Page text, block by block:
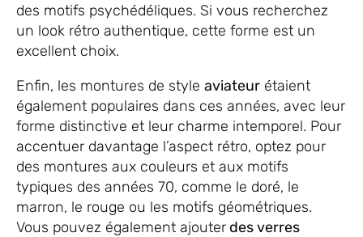
des motifs psychédéliques. Si vous recherchez
un look rétro authentique, cette forme est un
excellent choix.
Enfin, les montures de style aviateur étaient
également populaires dans ces années, avec leur
forme distinctive et leur charme intemporel. Pour
accentuer davantage l’aspect rétro, optez pour
des montures aux couleurs et aux motifs
typiques des années 70, comme le doré, le
marron, le rouge ou les motifs géométriques.
Vous pouvez également ajouterdes verres